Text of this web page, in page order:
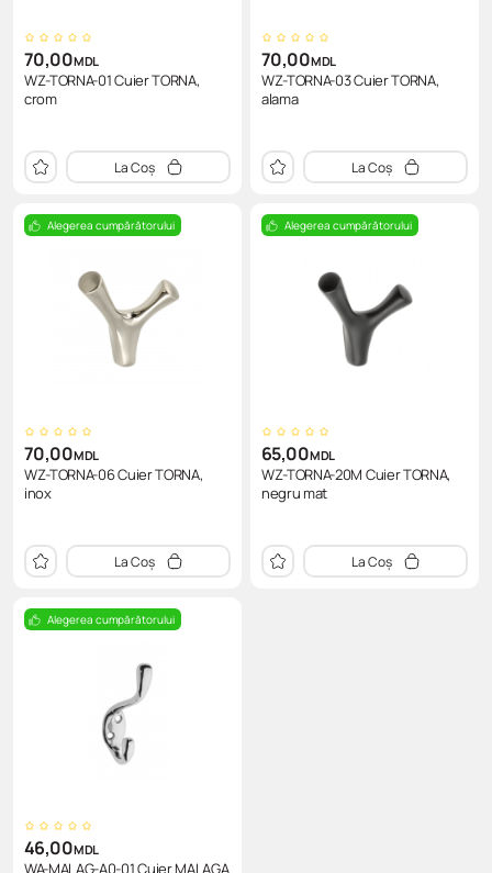
70,00MDL
WZ-TORNA-01 Cuier TORNA,
crom
La Coș
70,00MDL
WZ-TORNA-03 Cuier TORNA,
alama
La Coș
Alegerea cumpărătorului
70,00MDL
WZ-TORNA-06 Cuier TORNA,
inox
La Coș
Alegerea cumpărătorului
65,00MDL
WZ-TORNA-20M Cuier TORNA,
negru mat
La Coș
Alegerea cumpărătorului
46,00MDL
WA-MALAG-A0-01 Cuier MALAGA